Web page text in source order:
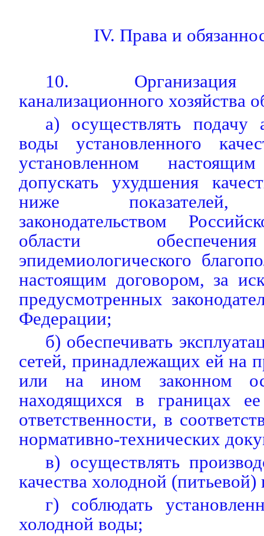
IV. Права и
10. Организация
канализационного хозяйства
а) осуществлять подачу
воды установленного
установленном
допускать ухудшения
ниже показателей,
законодательством
области
эпидемиологического
настоящим договором, за
предусмотренных
Федерации;
б) обеспечивать
сетей, принадлежащих ей на
или на ином законном
находящихся в границах ее
ответственности, в
нормативно-технических
в) осуществлять
качества холодной
г) соблюдать
холодной воды;